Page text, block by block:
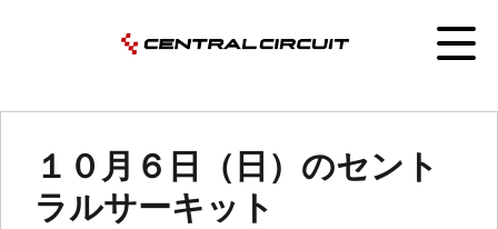
１０月６日（日）のセント
ラルサーキット